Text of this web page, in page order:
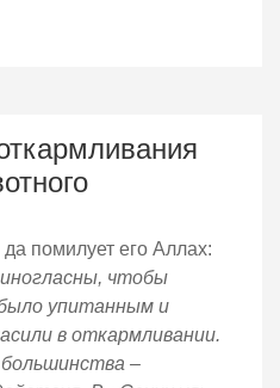
помилует его Аллах:
чтобы
упитанным и
в откармливании.
–